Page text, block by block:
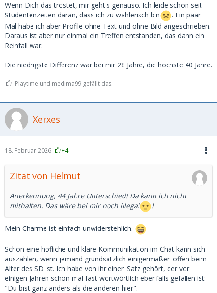
Wenn Dich das tröstet, mir geht's genauso. Ich leide schon seit
Studentenzeiten daran, dass ich zu wählerisch bin
. Ein paar
Mal habe ich aber Profile ohne Text und ohne Bild angeschrieben.
Daraus ist aber nur einmal ein Treffen entstanden, das dann ein
Reinfall war.
Die niedrigste Differenz war bei mir 28 Jahre, die höchste 40 Jahre.
Playtime und medima99 gefällt das.
Xerxes
18. Februar 2026 +4
Zitat von Helmut
Anerkennung, 44 Jahre Unterschied! Da kann ich nicht
mithalten. Das wäre bei mir noch illegal
!
Mein Charme ist einfach unwiderstehlich.
Schon eine höfliche und klare Kommunikation im Chat kann sich
auszahlen, wenn jemand grundsätzlich einigermaßen offen beim
Alter des SD ist. Ich habe von ihr einen Satz gehört, der vor
einigen Jahren schon mal fast wortwörtlich ebenfalls gefallen ist:
"Du bist ganz anders als die anderen hier".